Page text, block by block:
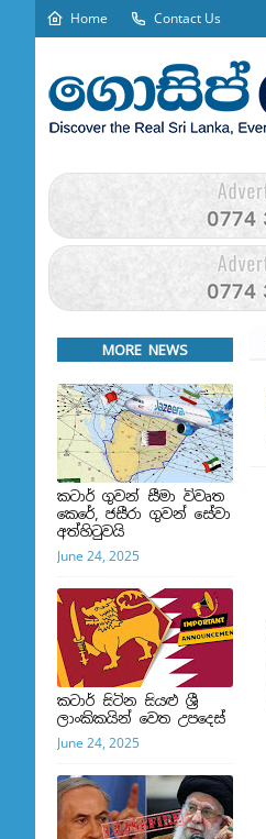
Home Contact Us
MORE NEWS
කටාර් ගුවන් සීමා විවෘත
කෙරේ, ජසීරා ගුවන් සේවා
අත්හි‍ටුවයි
June 24, 2025
කටාර් සිටින සියළු ශ්‍රී
ලාංකිකයින් වෙත උපදෙස්
June 24, 2025